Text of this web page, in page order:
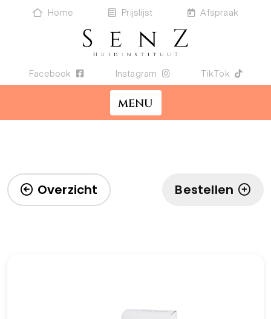
Home Prijslijst Afspraak
Facebook Instagram TikTok
MENU
Overzicht Bestellen